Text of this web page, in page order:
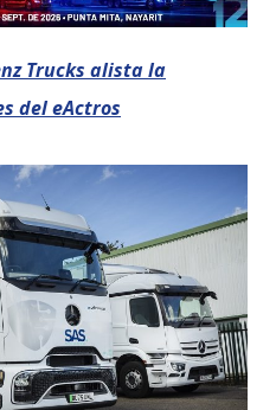
Trucks alista la
del eActros